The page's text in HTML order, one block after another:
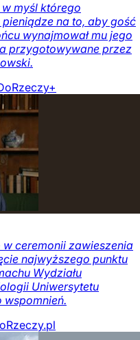
myśl którego
na to, aby gość
wynajmował mu jego
przygotowywane przez
w ceremonii zawieszenia
najwyższego punktu
Wydziału
Uniwersytetu
wspomnień.